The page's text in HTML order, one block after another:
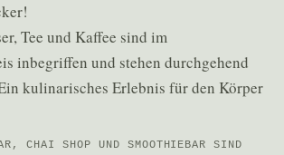
Tee und Kaffee sind im
inbegriffen und stehen durchgehend
kulinarisches Erlebnis für den Körper
CHAI SHOP UND SMOOTHIEBAR SIND